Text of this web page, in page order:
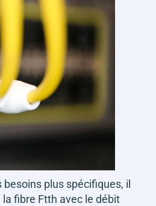
plus spécifiques, il
fibre Ftth avec le débit